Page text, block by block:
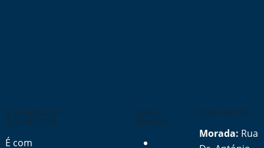
A MENSAGEM
DO DIRETOR
É com
LINKS
RÁPIDOS
CONTACTOS
Morada: Rua